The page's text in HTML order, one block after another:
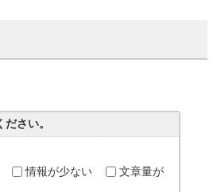
さい。
情報が少ない
文章量が